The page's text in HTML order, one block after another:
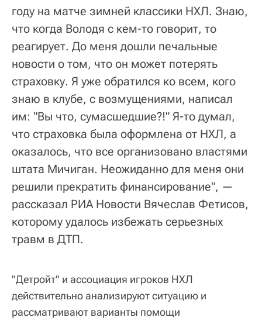
году на матче зимней классики НХЛ. Знаю,
что когда Володя с кем-то говорит, то
реагирует. До меня дошли печальные
новости о том, что он может потерять
страховку. Я уже обратился ко всем, кого
знаю в клубе, с возмущениями, написал
им: "Вы что, сумасшедшие?!" Я-то думал,
что страховка была оформлена от НХЛ, а
оказалось, что все организовано властями
штата Мичиган. Неожиданно для меня они
решили прекратить финансирование", —
рассказал РИА Новости Вячеслав Фетисов,
которому удалось избежать серьезных
травм в ДТП.
"Детройт" и ассоциация игроков НХЛ
действительно анализируют ситуацию и
рассматривают варианты помощи